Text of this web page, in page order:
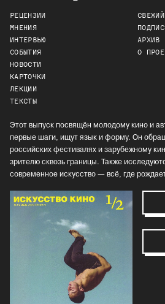
РЕЦЕНЗИИ
МНЕНИЯ
ИНТЕРВЬЮ
СОБЫТИЯ
НОВОСТИ
КАРТОЧКИ
ЛЕКЦИИ
ТЕКСТЫ
АРХИВ
О
Этот выпуск посвящён молодому кино и
первые шаги, ищут язык и форму. Он
российских фестивалях и зарубежному
зрителю сквозь границы. Также
современное искусство — всё, где